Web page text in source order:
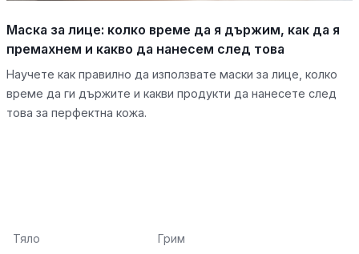
Маска за лице: колко време да я държим, как да я
премахнем и какво да нанесем след това
Научете как правилно да използвате маски за лице, колко
време да ги държите и какви продукти да нанесете след
това за перфектна кожа.
Тяло
Грим